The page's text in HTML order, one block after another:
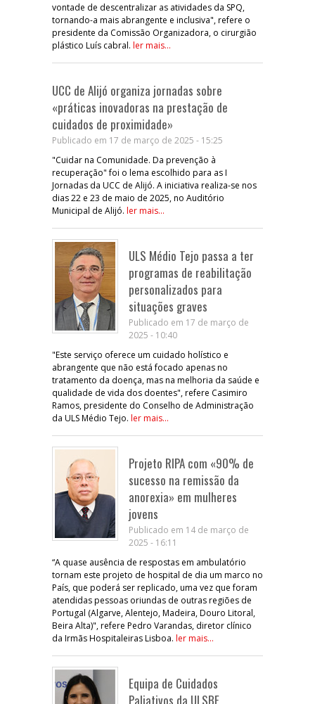
vontade de descentralizar as atividades da SPQ,
tornando-a mais abrangente e inclusiva", refere o
presidente da Comissão Organizadora, o cirurgião
plástico Luís cabral. ler mais...
UCC de Alijó organiza jornadas sobre
«práticas inovadoras na prestação de
cuidados de proximidade»
Publicado em 17 de março de 2025 - 15:25
"Cuidar na Comunidade. Da prevenção à
recuperação" foi o lema escolhido para as I
Jornadas da UCC de Alijó. A iniciativa realiza-se nos
dias 22 e 23 de maio de 2025, no Auditório
Municipal de Alijó. ler mais...
ULS Médio Tejo passa a ter
programas de reabilitação
personalizados para
situações graves
Publicado em 17 de março de
2025 - 10:40
"Este serviço oferece um cuidado holístico e
abrangente que não está focado apenas no
tratamento da doença, mas na melhoria da saúde e
qualidade de vida dos doentes", refere Casimiro
Ramos, presidente do Conselho de Administração
da ULS Médio Tejo. ler mais...
Projeto RIPA com «90% de
sucesso na remissão da
anorexia» em mulheres
jovens
Publicado em 14 de março de
2025 - 16:11
“A quase ausência de respostas em ambulatório
tornam este projeto de hospital de dia um marco no
País, que poderá ser replicado, uma vez que foram
atendidas pessoas oriundas de outras regiões de
Portugal (Algarve, Alentejo, Madeira, Douro Litoral,
Beira Alta)", refere Pedro Varandas, diretor clínico
da Irmãs Hospitaleiras Lisboa. ler mais...
Equipa de Cuidados
Paliativos da ULSBE